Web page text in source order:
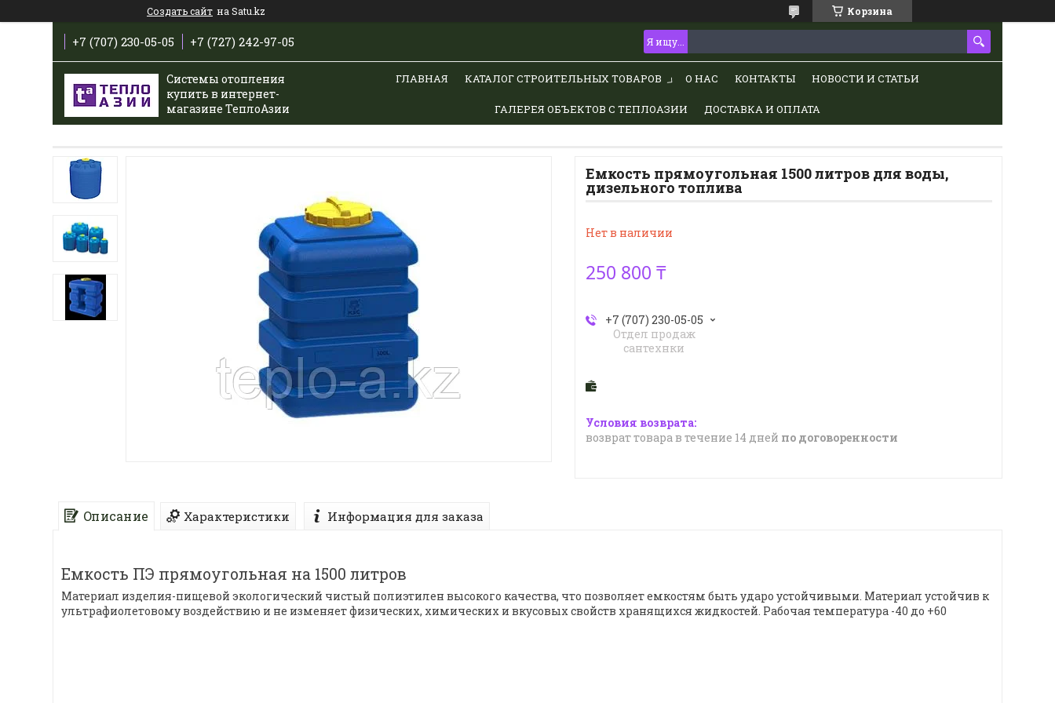
Создать сайт на Satu.kz Корзина
+7 (707) 230-05-05 +7 (727) 242-97-05
Системы отопления
купить в интернет-
магазине ТеплоАзии
ГЛАВНАЯ КАТАЛОГ СТРОИТЕЛЬНЫХ ТОВАРОВ О НАС КОНТАКТЫ НОВОСТИ И СТАТЬИ
ГАЛЕРЕЯ ОБЪЕКТОВ С ТЕПЛОАЗИИ ДОСТАВКА И ОПЛАТА
Емкость прямоугольная 1500 литров для воды,
дизельного топлива
Нет в наличии
250 800 ₸
+7 (707) 230-05-05
Отдел продаж
сантехнки
возврат товара в течение 14 дней по договоренности
Описание Характеристики Информация для заказа
Емкость ПЭ прямоугольная на 1500 литров
Материал изделия-пищевой экологический чистый полиэтилен высокого качества, что позволяет емкостям быть ударо устойчивыми. Материал устойчив к
ультрафиолетовому воздействию и не изменяет физических, химических и вкусовых свойств хранящихся жидкостей. Рабочая температура -40 до +60